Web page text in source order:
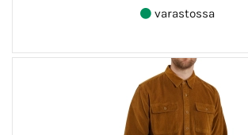
varastossa